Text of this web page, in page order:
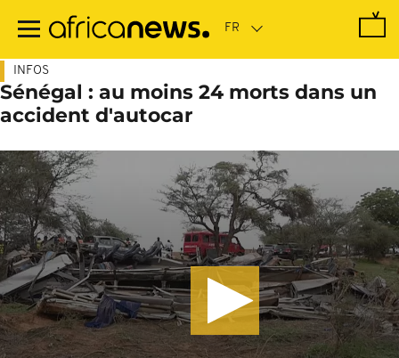
contenu
INFOS
Sénégal : au moins 24 morts dans un
accident d'autocar